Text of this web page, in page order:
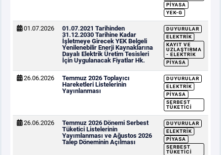
PIYASA
YEK-G
01.07.2026
01.07.2021 Tarihinden
31.12.2030 Tarihine Kadar
İşletmeye Girecek YEK Belgeli
Yenilenebilir Enerji Kaynaklarına
Dayalı Elektrik Üretim Tesisleri
İçin Uygulanacak Fiyatlar Hk.
DUYURULAR
ELEKTRIK
KAYIT VE
UZLAŞTIRMA
- ELEKTRIK
PIYASA
26.06.2026
Temmuz 2026 Toplayıcı
Hareketleri Listelerinin
Yayınlanması
DUYURULAR
ELEKTRIK
PIYASA
SERBEST
TÜKETICI
26.06.2026
Temmuz 2026 Dönemi Serbest
Tüketici Listelerinin
Yayımlanması ve Ağustos 2026
Talep Döneminin Açılması
DUYURULAR
ELEKTRIK
PIYASA
SERBEST
TÜKETICI